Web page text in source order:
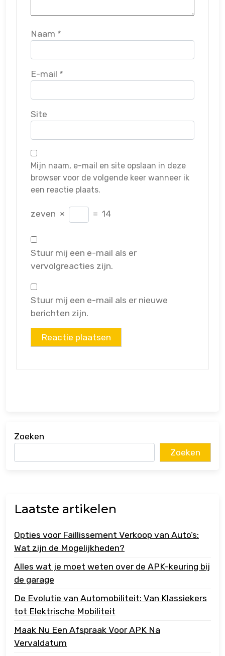
Naam *
E-mail *
Site
Mijn naam, e-mail en site opslaan in deze
browser voor de volgende keer wanneer ik
een reactie plaats.
zeven × = 14
Stuur mij een e-mail als er
vervolgreacties zijn.
Stuur mij een e-mail als er nieuwe
berichten zijn.
Zoeken
Zoeken
Laatste artikelen
Opties voor Faillissement Verkoop van Auto’s:
Wat zijn de Mogelijkheden?
Alles wat je moet weten over de APK-keuring bij
de garage
De Evolutie van Automobiliteit: Van Klassiekers
tot Elektrische Mobiliteit
Maak Nu Een Afspraak Voor APK Na
Vervaldatum